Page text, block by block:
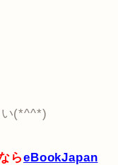
(*^^*)
らeBookJapan